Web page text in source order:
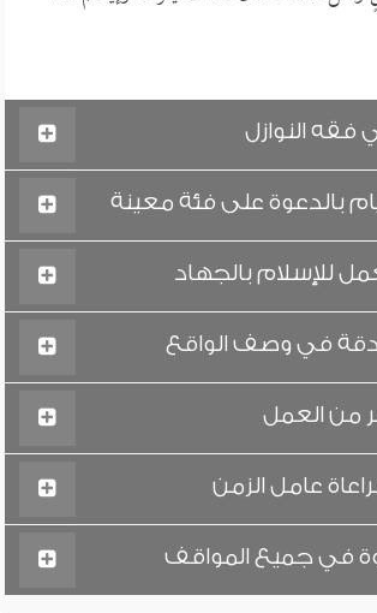
فقه النوازل
بالدعوة على فئة معينة
للإسلام بالجهاد
في وصف الواقع
من العمل
عامل الزمن
في جميع المواقف